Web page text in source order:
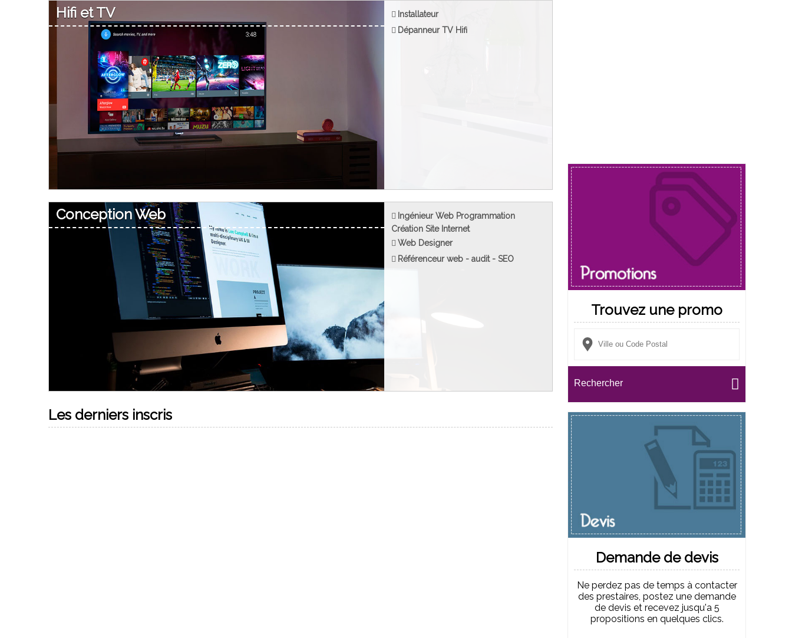
Hifi et TV
Installateur
Dépanneur TV Hifi
Conception Web
Ingénieur Web Programmation
Création Site Internet
Web Designer
Référenceur web - audit - SEO
Les derniers inscris
Trouvez une promo
Rechercher
Demande de devis
Ne perdez pas de temps à contacter
des prestaires, postez une demande
de devis et recevez jusqu'a 5
propositions en quelques clics.